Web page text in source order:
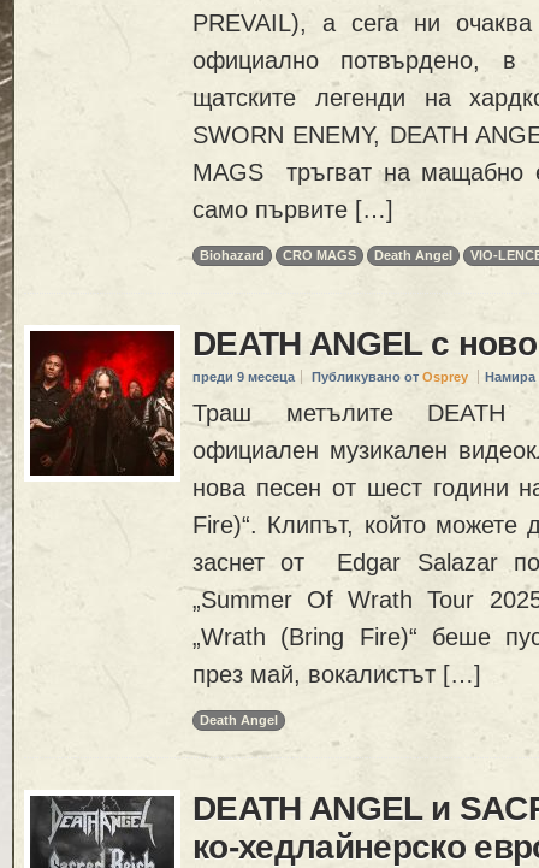
PREVAIL), а сега ни
официално потвърдено,
щатските легенди на
SWORN ENEMY, DEATH
MAGS тръгват на мащабно
само първите […]
Biohazard CRO MAGS Death Angel VIO-
DEATH ANGEL с
преди 9 месеца Публикувано от Osprey Намира
Траш метълите DEATH
официален музикален
нова песен от шест години
Fire)“. Клипът, който можете
заснет от Edgar Salazar
„Summer Of Wrath Tour
„Wrath (Bring Fire)“ беше
през май, вокалистът […]
Death Angel
DEATH ANGEL и
ко-хедлайнерско